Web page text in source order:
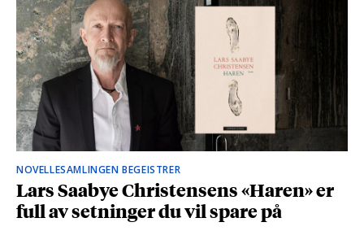
NOVELLESAMLINGEN BEGEISTRER
Lars Saabye Christensens «Haren» er
full av setninger du vil spare på